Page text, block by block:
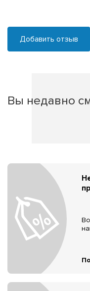
Добавить отзыв
Вы недавно